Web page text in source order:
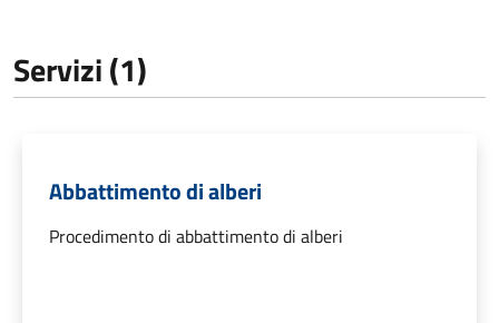
Servizi (1)
Abbattimento di alberi
Procedimento di abbattimento di alberi